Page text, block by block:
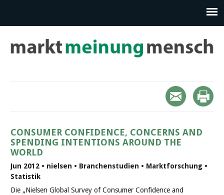
CONSUMER CONFIDENCE, CONCERNS AND
SPENDING INTENTIONS AROUND THE
WORLD
Jun 2012 • nielsen • Branchenstudien • Marktforschung •
Statistik
Die „Nielsen Global Survey of Consumer Confidence and